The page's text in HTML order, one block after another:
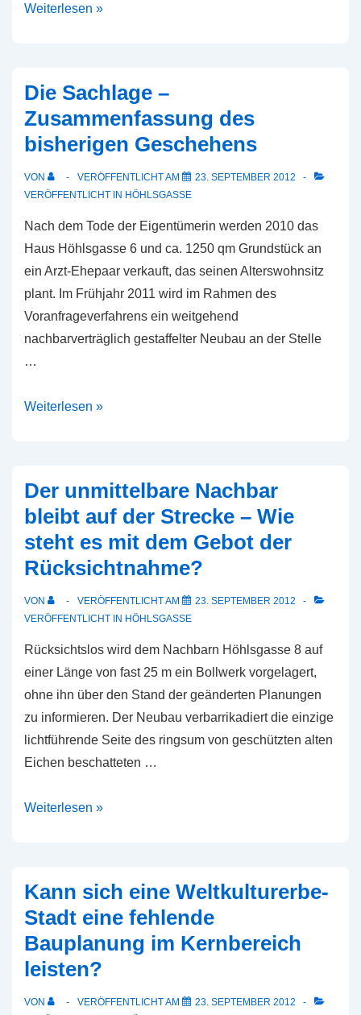
Neue
Weltkulturerbe-
Stadt
in
Weiterlesen »
Die Sachlage –
Zusammenfassung des
bisherigen Geschehens
VON VERÖFFENTLICHT AM
23. SEPTEMBER 2012
VERÖFFENTLICHT IN HÖHLSGASSE
Nach dem Tode der Eigentümerin werden 2010 das
Haus Höhlsgasse 6 und ca. 1250 qm Grundstück an
ein Arzt-Ehepaar verkauft, das seinen Alterswohnsitz
plant. Im Frühjahr 2011 wird im Rahmen des
Voranfrageverfahrens ein weitgehend
nachbarverträglich gestaffelter Neubau an der Stelle
…
Die
des
bisherigen
Geschehens
Weiterlesen »
Der unmittelbare Nachbar
bleibt auf der Strecke – Wie
steht es mit dem Gebot der
Rücksichtnahme?
VON VERÖFFENTLICHT AM
23. SEPTEMBER 2012
VERÖFFENTLICHT IN HÖHLSGASSE
Rücksichtslos wird dem Nachbarn Höhlsgasse 8 auf
einer Länge von fast 25 m ein Bollwerk vorgelagert,
ohne ihn über den Stand der geänderten Planungen
zu informieren. Der Neubau verbarrikadiert die einzige
lichtführende Seite des ringsum von geschützten alten
Eichen beschatteten …
Der
auf
der
Strecke
–
steht
Weiterlesen »
Kann sich eine Weltkulturerbe-
Stadt eine fehlende
Bauplanung im Kernbereich
leisten?
VON VERÖFFENTLICHT AM
23. SEPTEMBER 2012